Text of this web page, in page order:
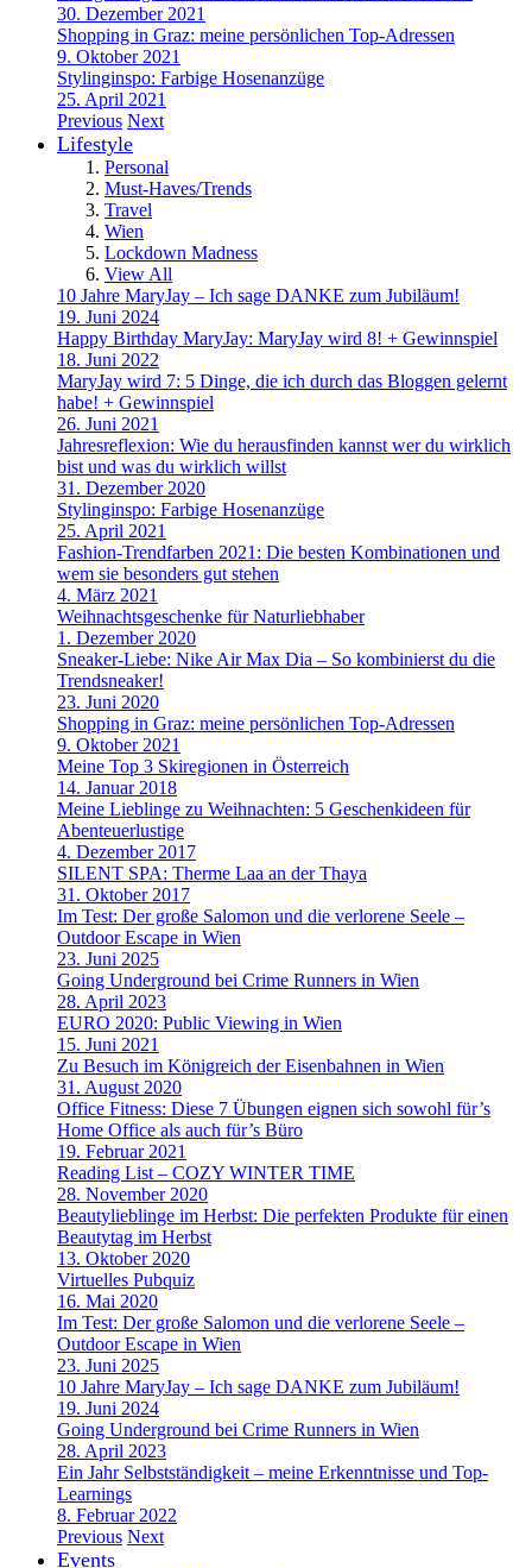
30. Dezember 2021
Shopping in Graz: meine persönlichen Top-Adressen
9. Oktober 2021
Stylinginspo: Farbige Hosenanzüge
25. April 2021
Previous Next
Lifestyle
Personal
Must-Haves/Trends
Travel
Wien
Lockdown Madness
View All
10 Jahre MaryJay – Ich sage DANKE zum Jubiläum!
19. Juni 2024
Happy Birthday MaryJay: MaryJay wird 8! + Gewinnspiel
18. Juni 2022
MaryJay wird 7: 5 Dinge, die ich durch das Bloggen gelernt
habe! + Gewinnspiel
26. Juni 2021
Jahresreflexion: Wie du herausfinden kannst wer du wirklich
bist und was du wirklich willst
31. Dezember 2020
Stylinginspo: Farbige Hosenanzüge
25. April 2021
Fashion-Trendfarben 2021: Die besten Kombinationen und
wem sie besonders gut stehen
4. März 2021
Weihnachtsgeschenke für Naturliebhaber
1. Dezember 2020
Sneaker-Liebe: Nike Air Max Dia – So kombinierst du die
Trendsneaker!
23. Juni 2020
Shopping in Graz: meine persönlichen Top-Adressen
9. Oktober 2021
Meine Top 3 Skiregionen in Österreich
14. Januar 2018
Meine Lieblinge zu Weihnachten: 5 Geschenkideen für
Abenteuerlustige
4. Dezember 2017
SILENT SPA: Therme Laa an der Thaya
31. Oktober 2017
Im Test: Der große Salomon und die verlorene Seele –
Outdoor Escape in Wien
23. Juni 2025
Going Underground bei Crime Runners in Wien
28. April 2023
EURO 2020: Public Viewing in Wien
15. Juni 2021
Zu Besuch im Königreich der Eisenbahnen in Wien
31. August 2020
Office Fitness: Diese 7 Übungen eignen sich sowohl für’s
Home Office als auch für’s Büro
19. Februar 2021
Reading List – COZY WINTER TIME
28. November 2020
Beautylieblinge im Herbst: Die perfekten Produkte für einen
Beautytag im Herbst
13. Oktober 2020
Virtuelles Pubquiz
16. Mai 2020
Im Test: Der große Salomon und die verlorene Seele –
Outdoor Escape in Wien
23. Juni 2025
10 Jahre MaryJay – Ich sage DANKE zum Jubiläum!
19. Juni 2024
Going Underground bei Crime Runners in Wien
28. April 2023
Ein Jahr Selbstständigkeit – meine Erkenntnisse und Top-
Learnings
8. Februar 2022
Previous Next
Events